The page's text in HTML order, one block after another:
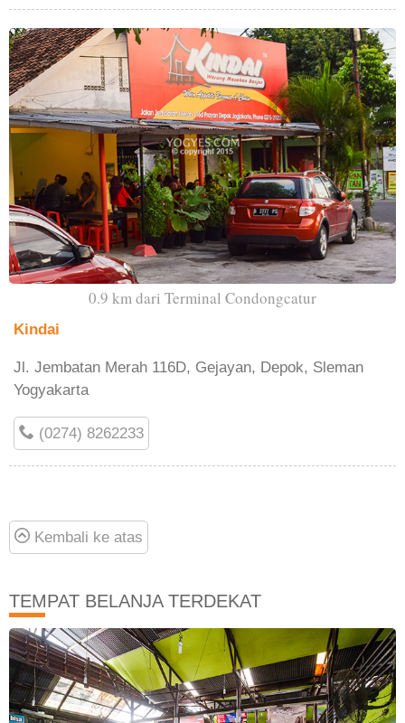
0.9 km dari Terminal Condongcatur
Kindai
Jl. Jembatan Merah 116D, Gejayan, Depok, Sleman
Yogyakarta
(0274) 8262233
Kembali ke atas
TEMPAT BELANJA TERDEKAT